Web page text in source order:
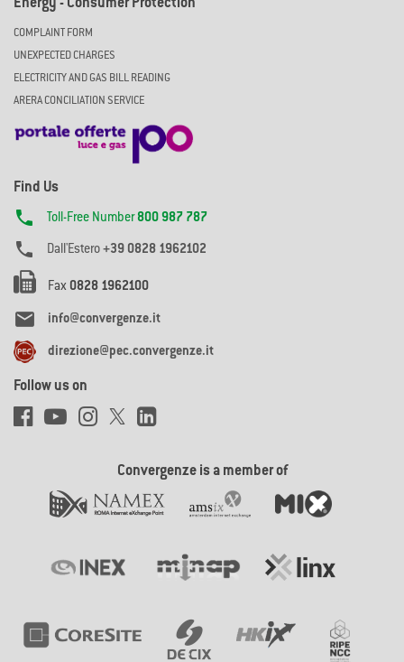
Energy - Consumer Protection
COMPLAINT FORM
UNEXPECTED CHARGES
ELECTRICITY AND GAS BILL READING
ARERA CONCILIATION SERVICE
Find Us
 Toll-Free Number800 987 787
 Dall'Estero +39 0828 1962102
Fax 0828 1962100
 info@convergenze.it
direzione@pec.convergenze.it
Follow us on
Convergenze is a member of